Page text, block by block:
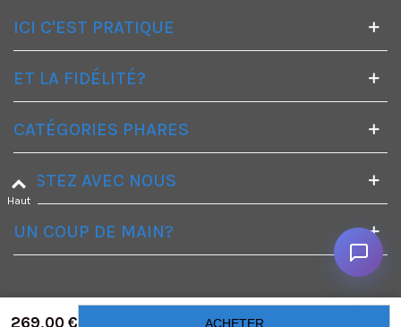
269,00 € ACHETER
ICI C'EST PRATIQUE
ET LA FIDÉLITÉ?
CATÉGORIES PHARES
RESTEZ AVEC NOUS
UN COUP DE MAIN?
Haut